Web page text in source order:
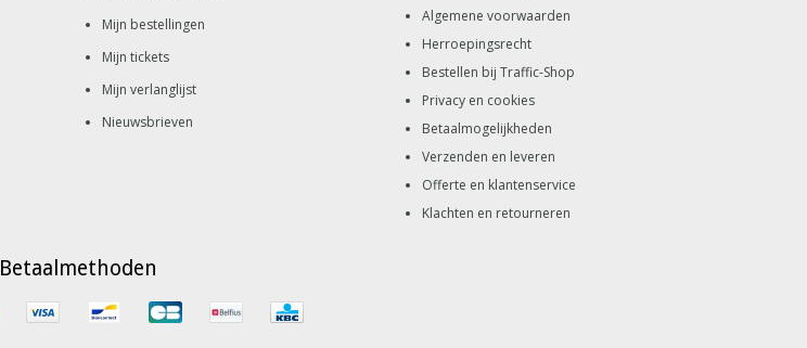
Mijn bestellingen
Mijn tickets
Mijn verlanglijst
Nieuwsbrieven
Algemene voorwaarden
Herroepingsrecht
Bestellen bij Traffic-Shop
Privacy en cookies
Betaalmogelijkheden
Verzenden en leveren
Offerte en klantenservice
Klachten en retourneren
Betaalmethoden